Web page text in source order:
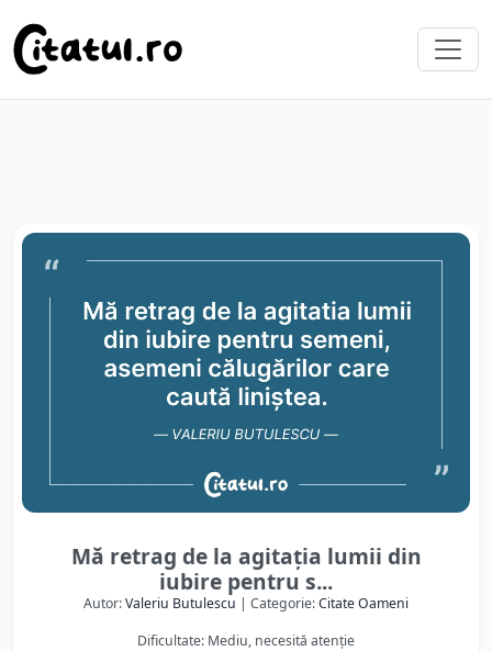
Mă retrag de la agitația lumii din
iubire pentru s...
Autor:Valeriu Butulescu | Categorie:Citate Oameni
Dificultate: Mediu, necesită atenție